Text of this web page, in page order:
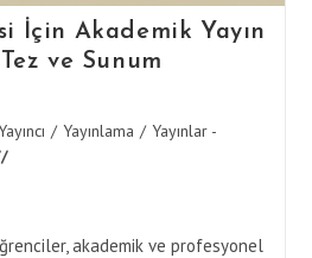
İçin Akademik Yayın
ve Sunum
/ Yayınlama / Yayınlar -
akademik ve profesyonel